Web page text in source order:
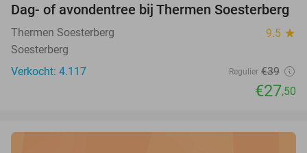
29%
Dag- of avondentree bij Thermen Soesterberg
Thermen Soesterberg 9.5 star
Soesterberg
Verkocht: 4.117
Regulier €39
€27,50